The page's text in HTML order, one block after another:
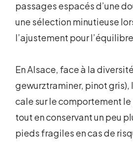
passages espacés d’une
une sélection minutieuse
l’ajustement pour
En Alsace, face à la
gewurztraminer, pinot gris),
cale sur le comportement
tout en conservant un peu
pieds fragiles en cas de